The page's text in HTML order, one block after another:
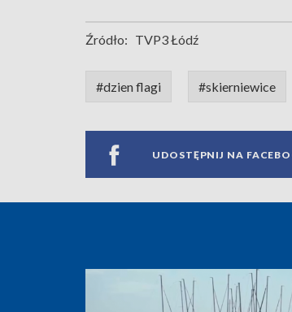
Źródło: TVP3 Łódź
#dzien flagi #skierniewice
UDOSTĘPNIJ NA